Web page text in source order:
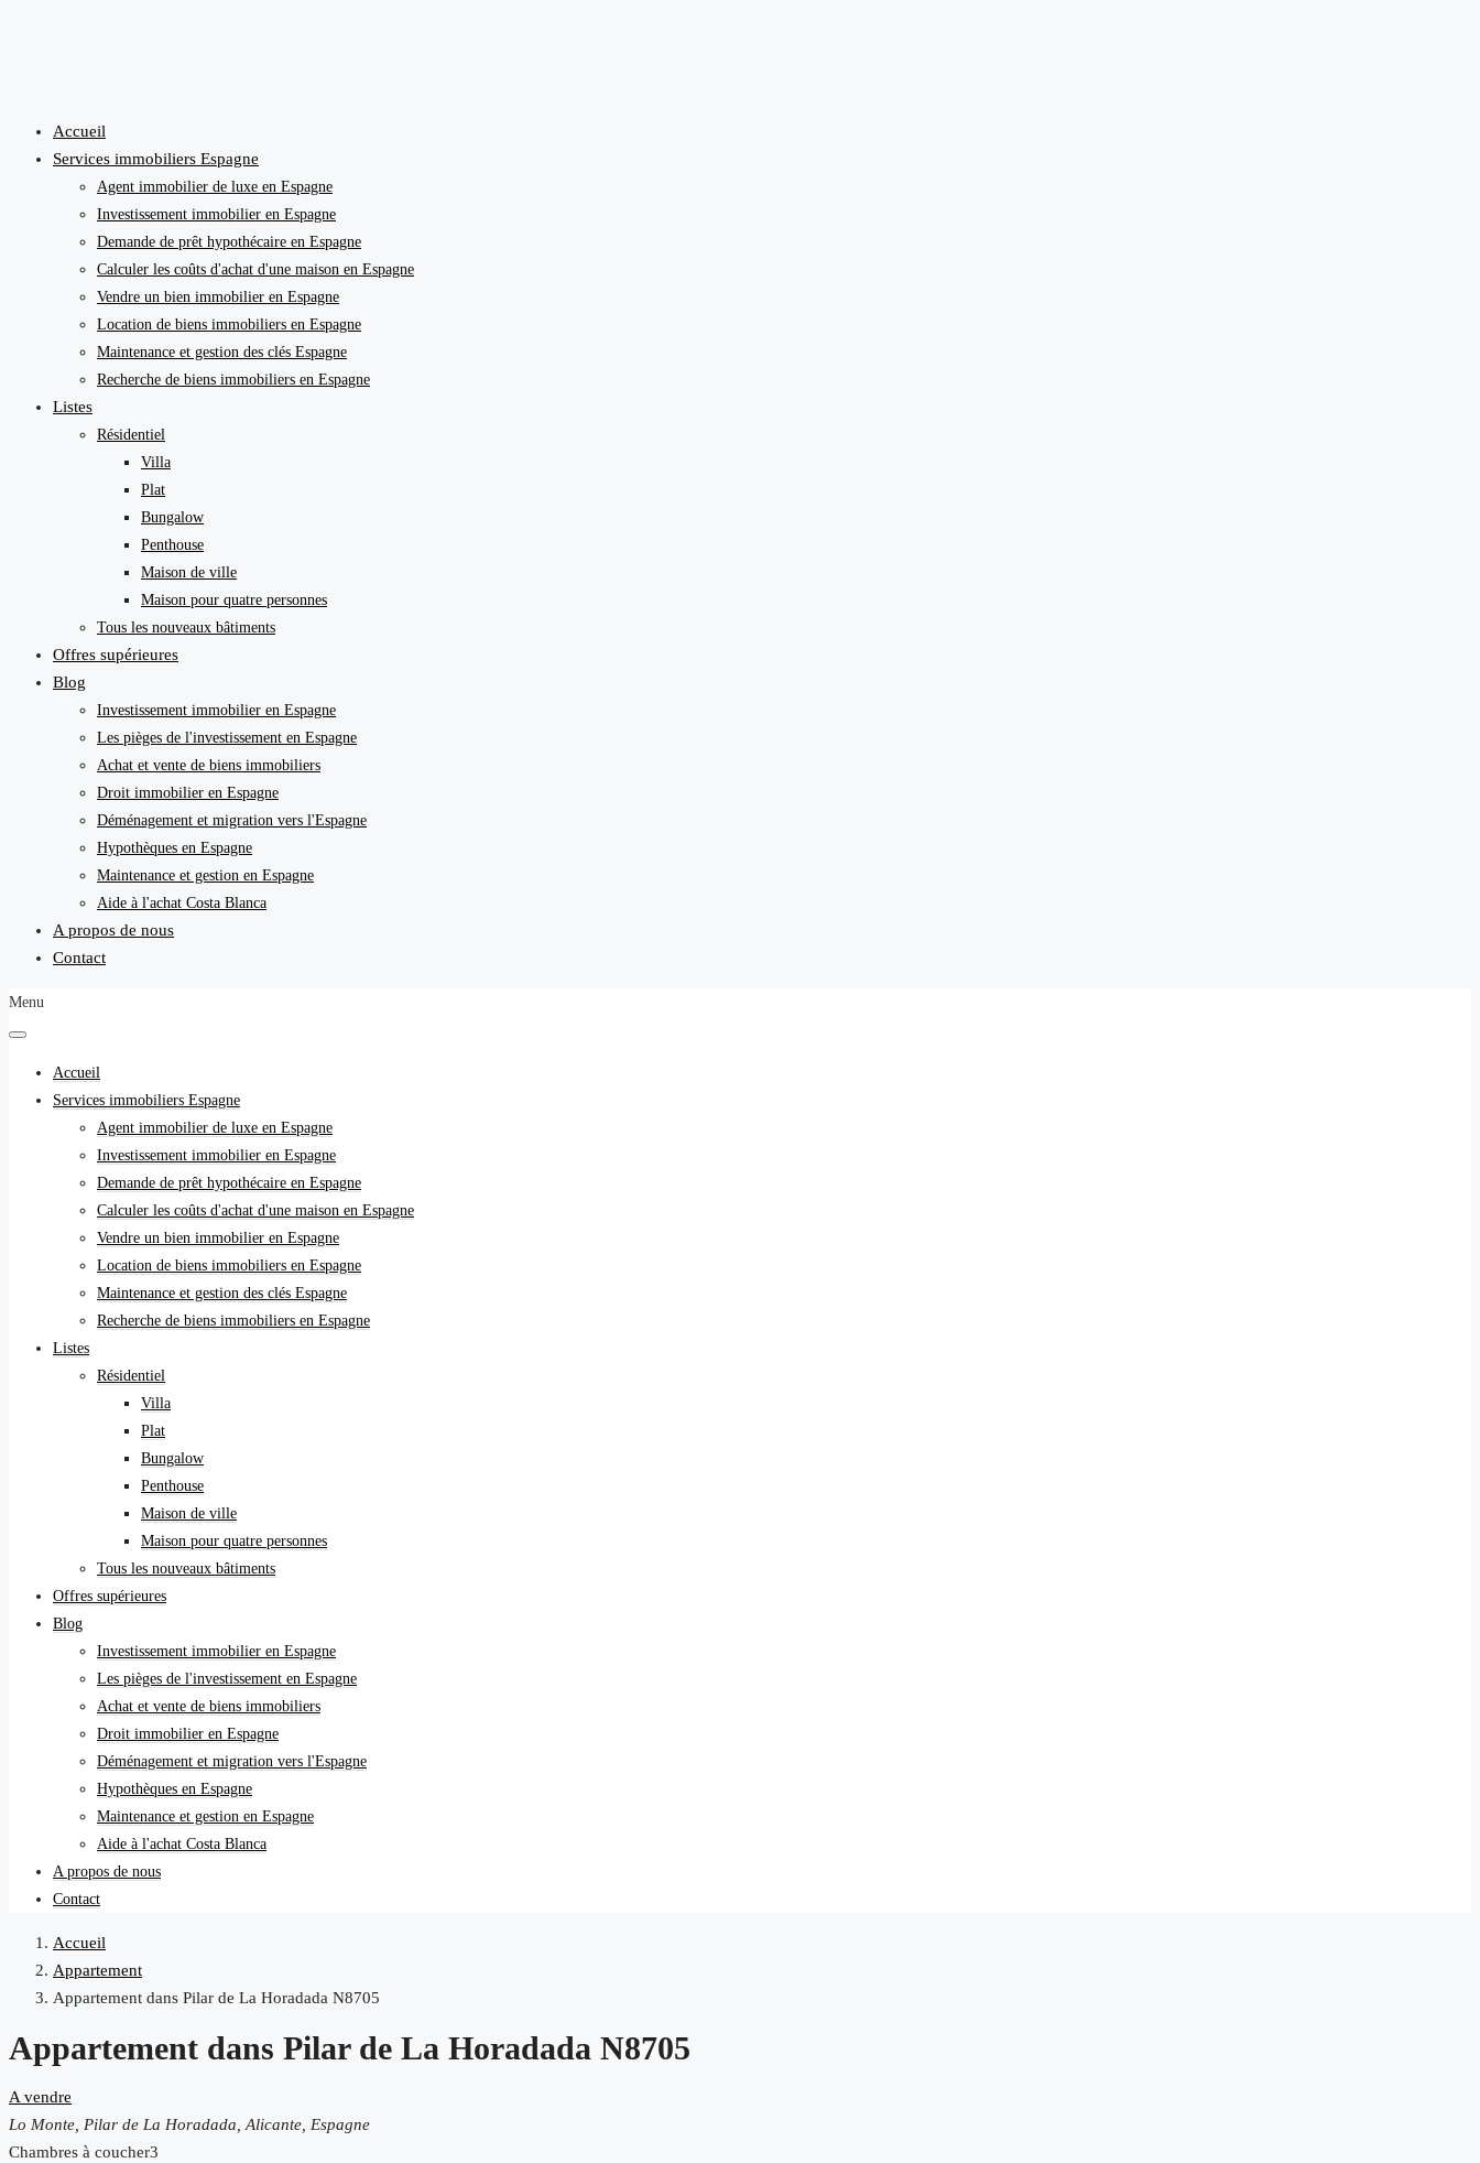
Accueil
Services immobiliers Espagne
Agent immobilier de luxe en Espagne
Investissement immobilier en Espagne
Demande de prêt hypothécaire en Espagne
Calculer les coûts d'achat d'une maison en Espagne
Vendre un bien immobilier en Espagne
Location de biens immobiliers en Espagne
Maintenance et gestion des clés Espagne
Recherche de biens immobiliers en Espagne
Listes
Résidentiel
Villa
Plat
Bungalow
Penthouse
Maison de ville
Maison pour quatre personnes
Tous les nouveaux bâtiments
Offres supérieures
Blog
Investissement immobilier en Espagne
Les pièges de l'investissement en Espagne
Achat et vente de biens immobiliers
Droit immobilier en Espagne
Déménagement et migration vers l'Espagne
Hypothèques en Espagne
Maintenance et gestion en Espagne
Aide à l'achat Costa Blanca
A propos de nous
Contact
Menu
Accueil
Services immobiliers Espagne
Agent immobilier de luxe en Espagne
Investissement immobilier en Espagne
Demande de prêt hypothécaire en Espagne
Calculer les coûts d'achat d'une maison en Espagne
Vendre un bien immobilier en Espagne
Location de biens immobiliers en Espagne
Maintenance et gestion des clés Espagne
Recherche de biens immobiliers en Espagne
Listes
Résidentiel
Villa
Plat
Bungalow
Penthouse
Maison de ville
Maison pour quatre personnes
Tous les nouveaux bâtiments
Offres supérieures
Blog
Investissement immobilier en Espagne
Les pièges de l'investissement en Espagne
Achat et vente de biens immobiliers
Droit immobilier en Espagne
Déménagement et migration vers l'Espagne
Hypothèques en Espagne
Maintenance et gestion en Espagne
Aide à l'achat Costa Blanca
A propos de nous
Contact
Accueil
Appartement
Appartement dans Pilar de La Horadada N8705
Appartement dans Pilar de La Horadada N8705
A vendre
Lo Monte, Pilar de La Horadada, Alicante, Espagne
Chambres à coucher3